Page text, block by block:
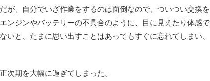
が、自分でいざ作業をするのは面倒なので、ついつい交換を
ンジンやバッテリーの不具合のように、目に見えたり体感で
いと、たまに思い出すことはあってもすぐに忘れてしまい、
次期を大幅に過ぎてしまった。